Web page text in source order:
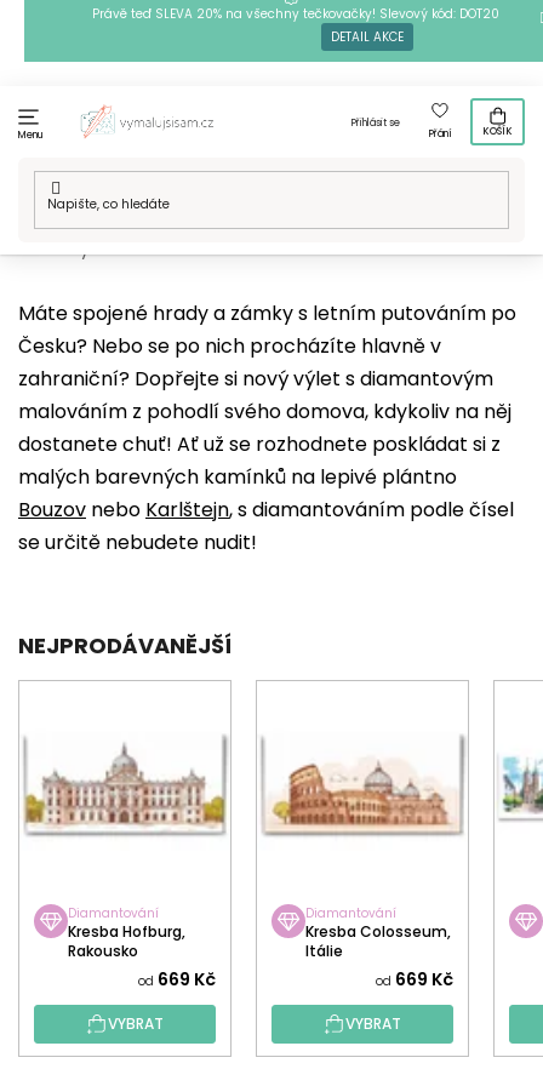
Právě teď SLEVA 20% na všechny tečkovačky! Slevový kód: DOT20
DETAIL AKCE
Menu
Přihlásit se
Přání
KOŠÍK
Domů
Máte spojené hrady a zámky s letním putováním po
Česku? Nebo se po nich procházíte hlavně v
zahraniční? Dopřejte si nový výlet s diamantovým
malováním z pohodlí svého domova, kdykoliv na něj
dostanete chuť! Ať už se rozhodnete poskládat si z
malých barevných kamínků na lepivé plántno
Bouzov nebo Karlštejn, s diamantováním podle čísel
se určitě nebudete nudit!
NEJPRODÁVANĚJŠÍ
Diamantování
Kresba Hofburg,
Rakousko
od 669 Kč
VYBRAT
Diamantování
Kresba Colosseum,
Itálie
od 669 Kč
VYBRAT